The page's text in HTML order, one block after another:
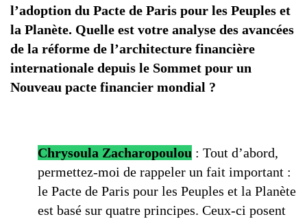
l’adoption du Pacte de Paris pour les Peuples et
la Planète. Quelle est votre analyse des avancées
de la réforme de l’architecture financière
internationale depuis le Sommet pour un
Nouveau pacte financier mondial ?
Chrysoula Zacharopoulou : Tout d’abord,
permettez-moi de rappeler un fait important :
le Pacte de Paris pour les Peuples et la Planète
est basé sur quatre principes. Ceux-ci posent